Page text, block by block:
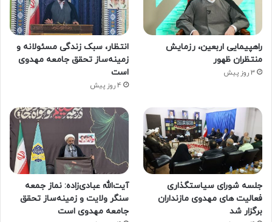
راهپیمایی اربعین، رزمایش
منتظران ظهور
3 روز پیش
انتظار، سبک زندگی مسئولانه و
زمینه‌ساز تحقق جامعه مهدوی
است
4 روز پیش
جلسه شورای سیاستگذاری
فعالیت های مهدوی مازنداران
برگزار شد
آیت‌الله عبادی‌زاده: نماز جمعه
سنگر ولایت و زمینه‌ساز تحقق
جامعه مهدوی است